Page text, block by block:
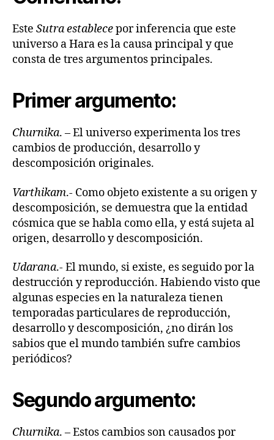
Este Sutra establecepor inferencia que este
universo a Hara es la causa principal y que
consta de tres argumentos principales.
Primer argumento:
Churnika. – El universo experimenta los tres
cambios de producción, desarrollo y
descomposición originales.
Varthikam.- Como objeto existente a su origen y
descomposición, se demuestra que la entidad
cósmica que se habla como ella, y está sujeta al
origen, desarrollo y descomposición.
Udarana.- El mundo, si existe, es seguido por la
destrucción y reproducción. Habiendo visto que
algunas especies en la naturaleza tienen
temporadas particulares de reproducción,
desarrollo y descomposición, ¿no dirán los
sabios que el mundo también sufre cambios
periódicos?
Segundo argumento:
Churnika. – Estos cambios son causados por